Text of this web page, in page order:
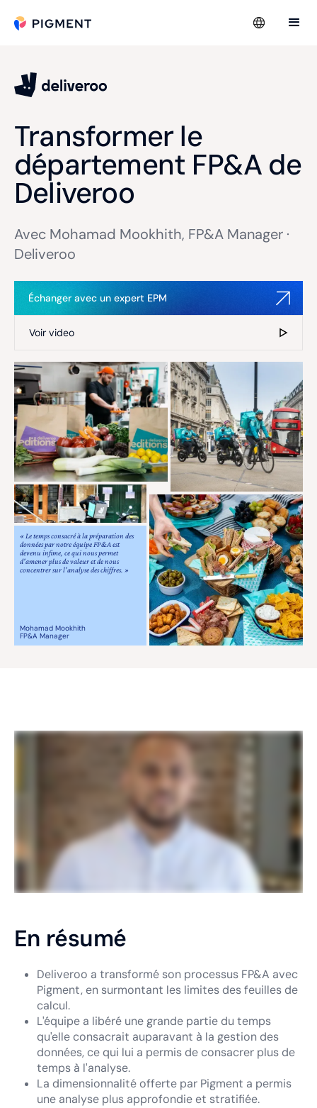
Transformer le
département FP&A de
Deliveroo
Avec Mohamad Mookhith, FP&A Manager ·
Deliveroo
Échanger avec un expert EPM
Voir video
« Le temps consacré à la préparation des
données par notre équipe FP&A est
devenu infime, ce qui nous permet
d'amener plus de valeur et de nous
concentrer sur l'analyse des chiffres. »
Mohamad Mookhith
FP&A Manager
En résumé
Deliveroo a transformé son processus FP&A avec
Pigment, en surmontant les limites des feuilles de
calcul.
L'équipe a libéré une grande partie du temps
qu'elle consacrait auparavant à la gestion des
données, ce qui lui a permis de consacrer plus de
temps à l'analyse.
La dimensionnalité offerte par Pigment a permis
une analyse plus approfondie et stratifiée.